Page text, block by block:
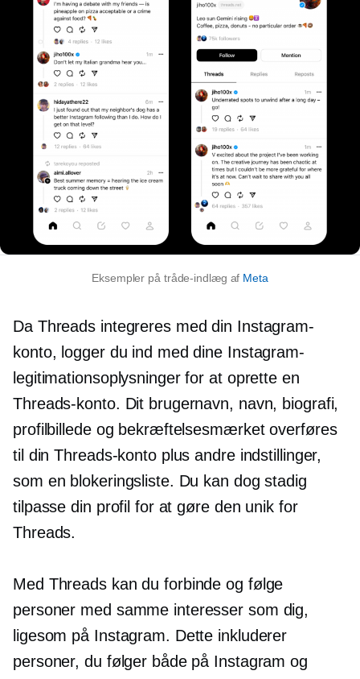
Eksempler på tråde-indlæg af Meta
Da Threads integreres med din Instagram-
konto, logger du ind med dine Instagram-
legitimationsoplysninger for at oprette en
Threads-konto. Dit brugernavn, navn, biografi,
profilbillede og bekræftelsesmærket overføres
til din Threads-konto plus andre indstillinger,
som en blokeringsliste. Du kan dog stadig
tilpasse din profil for at gøre den unik for
Threads.
Med Threads kan du forbinde og følge
personer med samme interesser som dig,
ligesom på Instagram. Dette inkluderer
personer, du følger både på Instagram og